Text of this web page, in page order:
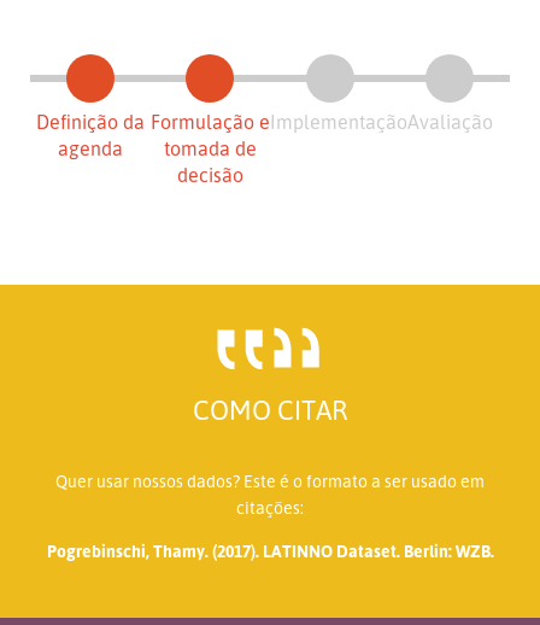
Definição da
agenda
Formulação e
tomada de
decisão
ImplementaçãoAvaliação
COMO CITAR
Quer usar nossos dados? Este é o formato a ser usado em
citações:
Pogrebinschi, Thamy. (2017). LATINNO Dataset. Berlin: WZB.